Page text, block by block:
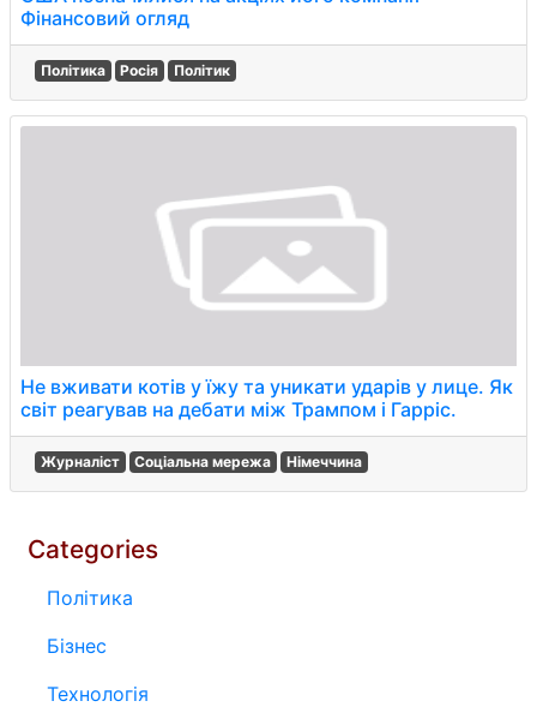
Фінансовий огляд
Політика Росія Політик
Не вживати котів у їжу та уникати ударів у лице. Як
світ реагував на дебати між Трампом і Гарріс.
Журналіст Соціальна мережа Німеччина
Categories
Політика
Бізнес
Технологія